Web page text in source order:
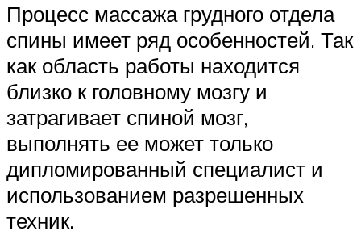
Процесс массажа грудного отдела
спины имеет ряд особенностей. Так
как область работы находится
близко к головному мозгу и
затрагивает спиной мозг,
выполнять ее может только
дипломированный специалист и
использованием разрешенных
техник.